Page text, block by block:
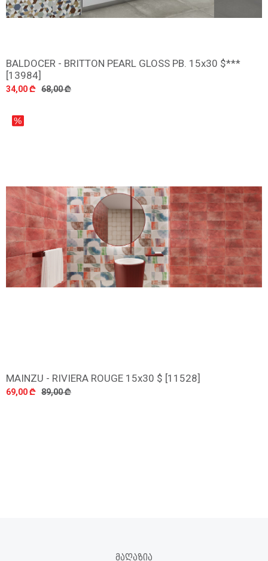
დამატება
BALDOCER - BRITTON PEARL GLOSS PB. 15x30 $***
[13984]
34,00 ₾ 68,00 ₾
დამატება
MAINZU - RIVIERA ROUGE 15x30 $ [11528]
69,00 ₾ 89,00 ₾
ᲛᲐᲦᲐᲖᲘᲐ